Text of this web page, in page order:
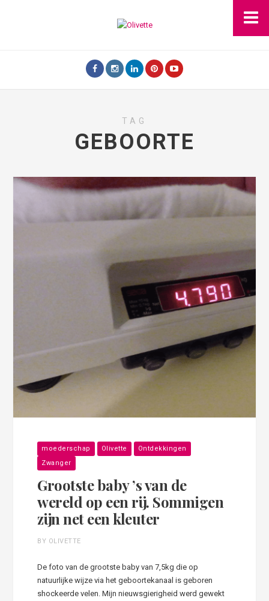
TAG
GEBOORTE
moederschap Olivette
Ontdekkingen
Zwanger
Grootste baby ’s van de
wereld op een rij. Sommigen
zijn net een kleuter
BY OLIVETTE
De foto van de grootste baby van 7,5kg die op
natuurlijke wijze via het geboortekanaal is geboren
shockeerde velen. Mijn nieuwsgierigheid werd gewekt